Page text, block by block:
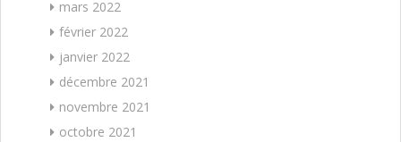
mars 2022
février 2022
janvier 2022
décembre 2021
novembre 2021
octobre 2021